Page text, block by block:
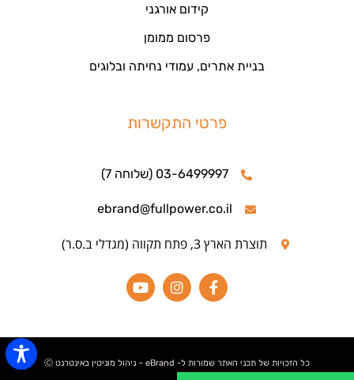
קידום אורגני
פרסום ממומן
בניית אתרים, עמודי נחיתה ובלוגים
פרטי התקשרות
03-6499997 (שלוחה 7)
ebrand@fullpower.co.il
תוצרת הארץ 3, פתח תקווה (מגדלי ב.ס.ר)
כל הזכויות של תכני האתר שמורות ל- eBrand – ניהול מוניטין באינטרנט Ⓒ